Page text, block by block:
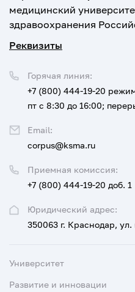
медицинский
здравоохранения
Реквизиты
Юридический адрес:
350063 г. Краснодар,
Приемная комиссия:
+7 (800) 444-19-20 доб. 1
Горячая линия:
+7 (800) 444-19-20
пт с 8:30 до 16:00;
Email:
corpus@ksma.ru
Университет
Развитие и инновации